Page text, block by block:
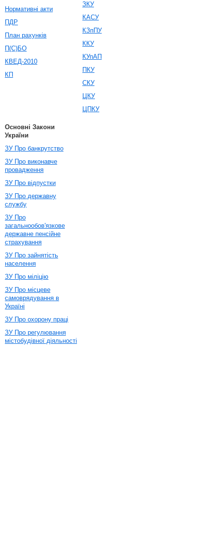
Нормативні акти
ПДР
План рахунків
П(С)БО
КВЕД-2010
КП
ЗКУ
КАСУ
КЗпПУ
ККУ
КУпАП
ПКУ
СКУ
ЦКУ
ЦПКУ
Основні Закони
України
ЗУ Про банкрутство
ЗУ Про виконавче
провадження
ЗУ Про відпустки
ЗУ Про державну
службу
ЗУ Про
загальнообов'язкове
державне пенсійне
страхування
ЗУ Про зайнятість
населення
ЗУ Про міліцію
ЗУ Про місцеве
самоврядування в
Україні
ЗУ Про охорону праці
ЗУ Про регулювання
містобудівної діяльності